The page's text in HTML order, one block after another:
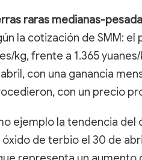
raras medianas-
la cotización de SMM:
kg, frente a 1.365
con una ganancia
con un precio
ejemplo la tendencia del
de terbio el 30 de